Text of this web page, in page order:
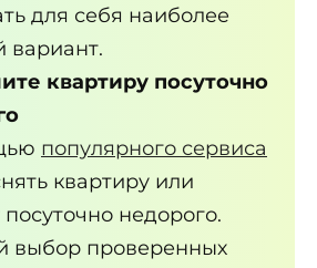
для себя наиболее
вариант.
квартиру посуточно
популярного сервиса
квартиру или
недорого.
выбор проверенных